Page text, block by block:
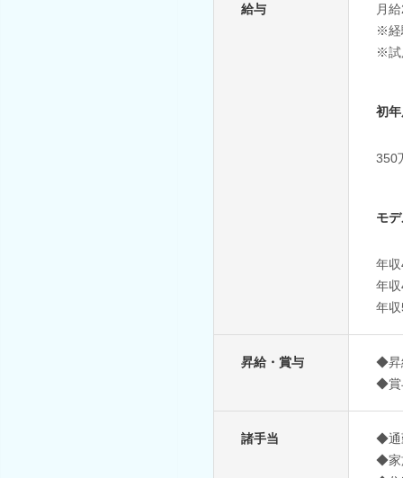
給与
月
※経
※試
初
350
モ
年
年
年
昇給・賞与
◆昇
◆賞
諸手当
◆通
◆家